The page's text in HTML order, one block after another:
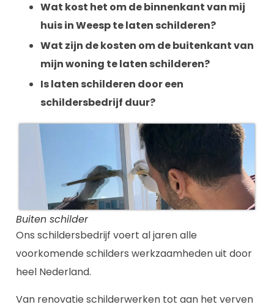
Wat kost het om de binnenkant van mij
huis in Weesp te laten schilderen?
Wat zijn de kosten om de buitenkant van
mijn woning te laten schilderen?
Is laten schilderen door een
schildersbedrijf duur?
Buiten schilder
Ons schildersbedrijf voert al jaren alle
voorkomende schilders werkzaamheden uit door
heel Nederland.
Van renovatie schilderwerken tot aan het verven